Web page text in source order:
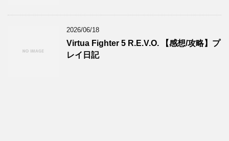
2026/06/18
Virtua Fighter 5 R.E.V.O. 【感想/攻略】プ
レイ日記